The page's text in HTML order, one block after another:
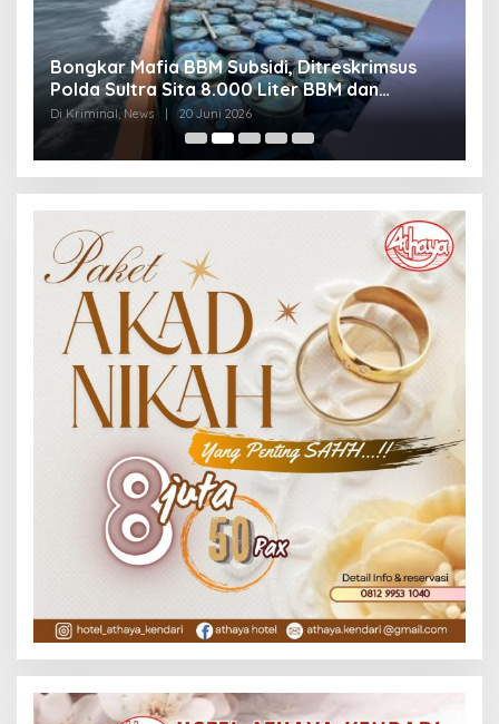
Bongkar Mafia BBM Subsidi, Ditreskrimsus
Polda Sultra Sita 8.000 Liter BBM dan
Ringkus 3 Tersangka
Di Kriminal, News 20 Juni 2026